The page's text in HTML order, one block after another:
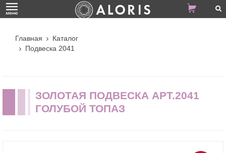
Главная
Каталог
Подвеска 2041
ЗОЛОТАЯ ПОДВЕСКА АРТ.2041
ГОЛУБОЙ ТОПАЗ